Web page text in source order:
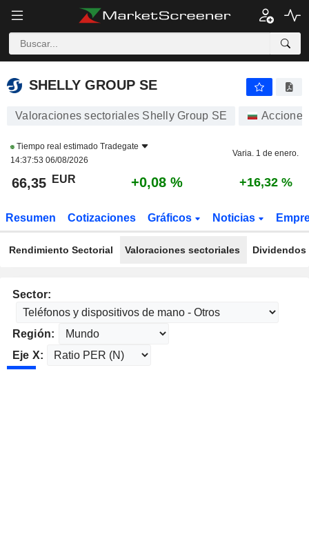
SHELLY GROUP SE
SHELLY GROUP SE
Valoraciones sectoriales Shelly Group SE Acciones
Tiempo real estimado Tradegate
14:37:53 06/08/2026
Varia. 1 de enero.
66,35 EUR +0,08 % +16,32 %
Resumen Cotizaciones Gráficos Noticias
Rendimiento Sectorial Valoraciones sectoriales
Sector:
Región:
Eje X: